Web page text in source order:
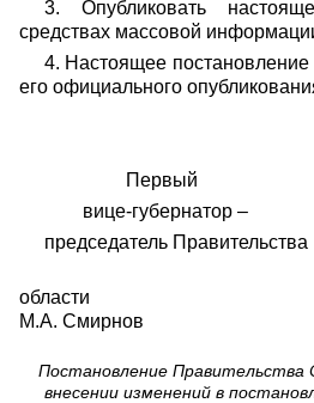
3. Опубликовать
средствах массовой
4. Настоящее постановление
его официального
Первый
вице-губернатор –
председатель Правительства
М.А. Смирнов
Постановление Правительства
внесении изменений в